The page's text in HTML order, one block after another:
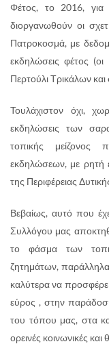
Φέτος, το 2016, για
διοργανωθούν οι
Πατροκοσμά, με
εκδηλώσεις φέτος
Περτούλι Τρικάλων
Τουλάχιστον όχι,
εκδηλώσεις των
τοπικής μείζονος
εκδηλώσεων, με ρητή
της Περιφέρειας
Βεβαίως, αυτό που
Συλλόγου μας
το φάσμα των
ζητημάτων,
καλύτερα να
εύρος , στην
του τόπου μας, στα
ορεινές κοινωνικές